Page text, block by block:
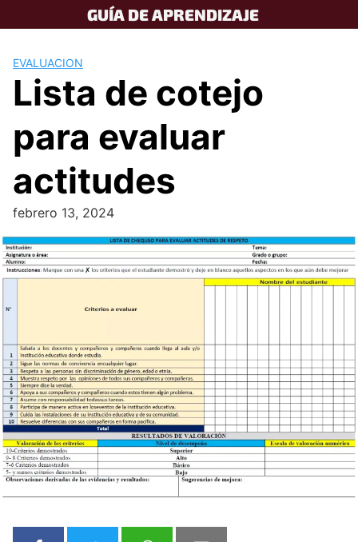
to
GUÍA DE APRENDIZAJE
EVALUACION
Lista de cotejo
para evaluar
actitudes
febrero 13, 2024